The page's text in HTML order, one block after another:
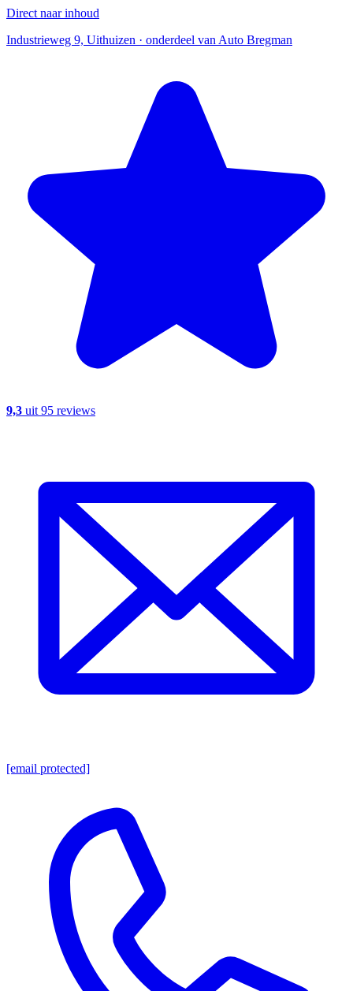
Direct naar inhoud
Industrieweg 9, Uithuizen · onderdeel van Auto Bregman
9,3 uit 95 reviews
[email protected]